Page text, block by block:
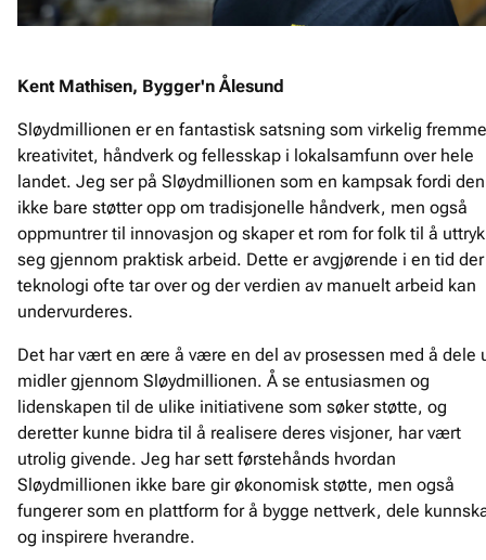
Kent Mathisen, Bygger'n Ålesund
Sløydmillionen er en fantastisk satsning som virkelig
kreativitet, håndverk og fellesskap i lokalsamfunn over hele
landet. Jeg ser på Sløydmillionen som en kampsak fordi den
ikke bare støtter opp om tradisjonelle håndverk, men også
oppmuntrer til innovasjon og skaper et rom for folk til å
seg gjennom praktisk arbeid. Dette er avgjørende i en tid der
teknologi ofte tar over og der verdien av manuelt arbeid kan
undervurderes.
Det har vært en ære å være en del av prosessen med å dele
midler gjennom Sløydmillionen. Å se entusiasmen og
lidenskapen til de ulike initiativene som søker støtte, og
deretter kunne bidra til å realisere deres visjoner, har vært
utrolig givende. Jeg har sett førstehånds hvordan
Sløydmillionen ikke bare gir økonomisk støtte, men også
fungerer som en plattform for å bygge nettverk, dele
og inspirere hverandre.